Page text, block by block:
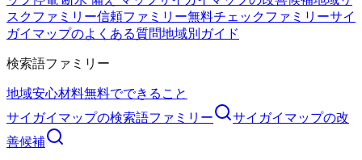
スクファミリー信頼ファミリー無料チェックファミリーサイ
ガイマップのよくある質問地域別ガイド
検索語ファミリー
地域安心材料無料でできること
サイガイマップの検索語ファミリー サイガイマップの改
善候補